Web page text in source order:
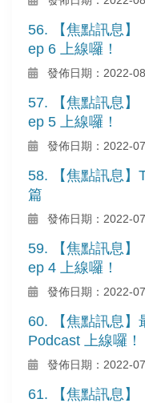
56. 【焦點訊息】
ep 6 上線囉！
發佈日期：2022-
57. 【焦點訊息】
ep 5 上線囉！
發佈日期：2022-
58. 【焦點訊息】
篇
發佈日期：2022-
59. 【焦點訊息】
ep 4 上線囉！
發佈日期：2022-
60. 【焦點訊息】
Podcast 上線囉！
發佈日期：2022-
61. 【焦點訊息】